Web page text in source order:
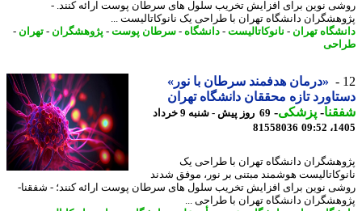
نوین برای افزایش تخریب سلول های سرطان پوست ارائه کنند. -
دانشگاه تهران با طراحی یک نانوکاتالیست ...
تهران- نانوکاتالیست-دانشگاه-سرطان پوست-پژوهشگران- تهران-
«درمان هدفمند سرطان با نور»
تازه محققان دانشگاه تهران
-پزشکی-
69 روز پیش - شنبه 9 خرداد
81558036
دانشگاه تهران با طراحی یک
هوشمند مبتنی بر نور، موفق شدند
نوین برای افزایش تخریب سلول های سرطان پوست ارائه کنند؛ - شفقنا-
دانشگاه تهران با طراحی ...